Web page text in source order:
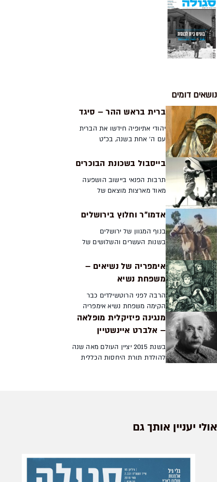
נושאים דומים
ברית בראש ההר – סיגד
יהודי אתיופיה חידשו את הברית
עם ה' אחת בשנה, בכ"ט
שכלל עלייה לרגל להר מקודש,
עליית בני העדה ארצה התחזק
מקומה של ...
בייסבול בשכונת הבוכרים
תרבות הפנאי ביישוב הושפעה
מאוד מארצות מוצאם של
מארצות הברית רצו להרגיש
מימי המנדט מעידים על
ניסיונותי...
אדמו"ר וחלוץ בירושלים
בנוף המגוון של ירושלים
בשנות העשרים והשלושים של
חסידיות עתיקות לבין שכונות
ובפועלה את המת...
אימפריה של נשיאים –
משפחת נשיא
הרבה לפני הרוטשילדים כבר
הקימה משפחת נשיא אימפריה
כלכלית אדירה, ניהלה קשרים
ענפים עם חצרות מלוכה והייתה
העולמית. בתה המפורסמת ביותר
של...
מנגינה פיזיקלית מופלאה
– אלברט איינשטיין
בשנת 2015 יציין העולם מאה שנה
להולדת תורת היחסות הכללית
אולי יעניין אותך גם